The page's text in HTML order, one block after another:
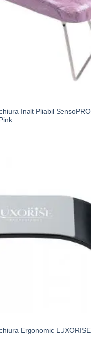
Inalt Pliabil SensoPRO
Ergonomic LUXORISE,